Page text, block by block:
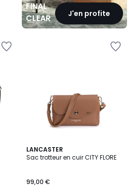
FINAL
CLEARANCEJ'en profite
LANCASTER
Sac trotteur en cuir CITY FLORE
99,00 €
4,6
/ 5
2
Couleurs